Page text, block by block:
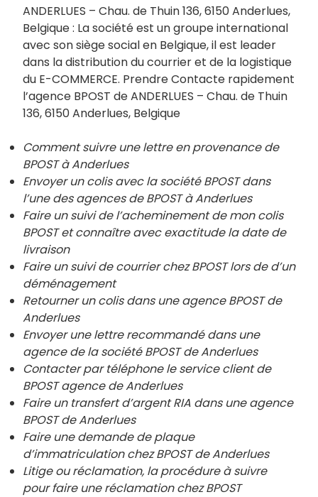
ANDERLUES – Chau. de Thuin 136, 6150 Anderlues,
Belgique : La société est un groupe international
avec son siège social en Belgique, il est leader
dans la distribution du courrier et de la logistique
du E-COMMERCE. Prendre Contacte rapidement
l’agence BPOST de ANDERLUES – Chau. de Thuin
136, 6150 Anderlues, Belgique
Comment suivre une lettre en provenance de
BPOST à Anderlues
Envoyer un colis avec la société BPOST dans
l’une des agences de BPOST àAnderlues
Faire un suivi de l’acheminement de mon colis
BPOST et connaître avec exactitude la date de
livraison
Faire un suivi de courrier chez BPOST lors de d’un
déménagement
Retourner un colis dans une agence BPOST de
Anderlues
Envoyer une lettre recommandé dans une
agence de la société BPOST deAnderlues
Contacter par téléphone le service client de
BPOST agence deAnderlues
Faire un transfert d’argent RIA dans une agence
BPOST deAnderlues
Faire une demande de plaque
d’immatriculation chez BPOST deAnderlues
Litige ou réclamation, la procédure à suivre
pour faire une réclamation chez BPOST